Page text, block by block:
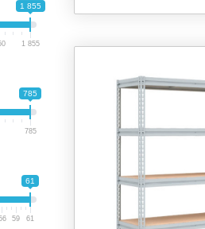
1 855
1 855
785
785
61
59 61